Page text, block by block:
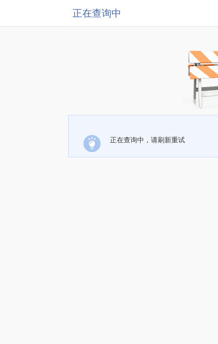
正在查询中
正在查询中，请刷新重试